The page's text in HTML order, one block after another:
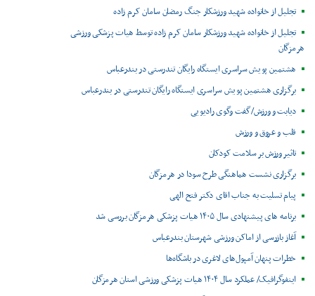
تجلیل از خانواده شهید ورزشکار جنگ رمضان سامان کرم زاده
تجلیل از خانواده شهید ورزشکار سامان کرم زاده توسط هیات پزشکی ورزشی
هرمزگان
هشتمین پویش سراسری ایستگاه رایگان تندرستی در بندرعباس
برگزاری هشتمین پویش سراسری ایستگاه رایگان تندرستی در بندرعباس
دیابت و ورزش/گفت وگوی رادیویی
قلب و عروق و ورزش
تاثیر ورزش بر سلامت کودکان
برگزاری نشست هماهنگی طرح سودا در هرمزگان
پیام تسلیت به جناب اقای دکتر فتح الهی
برنامه های پیشنهادی سال ۱۴۰۵ هیات پزشکی هرمزگان بررسی شد
آغاز بازرسی از اماکن ورزشی شهرستان بندرعباس
خطرات پنهان آمپول‌های لاغری در باشگاه‌ها
اینفوگرافیک/ عملکرد سال ۱۴۰۴ هیات پزشکی ورزشی استان هرمزگان